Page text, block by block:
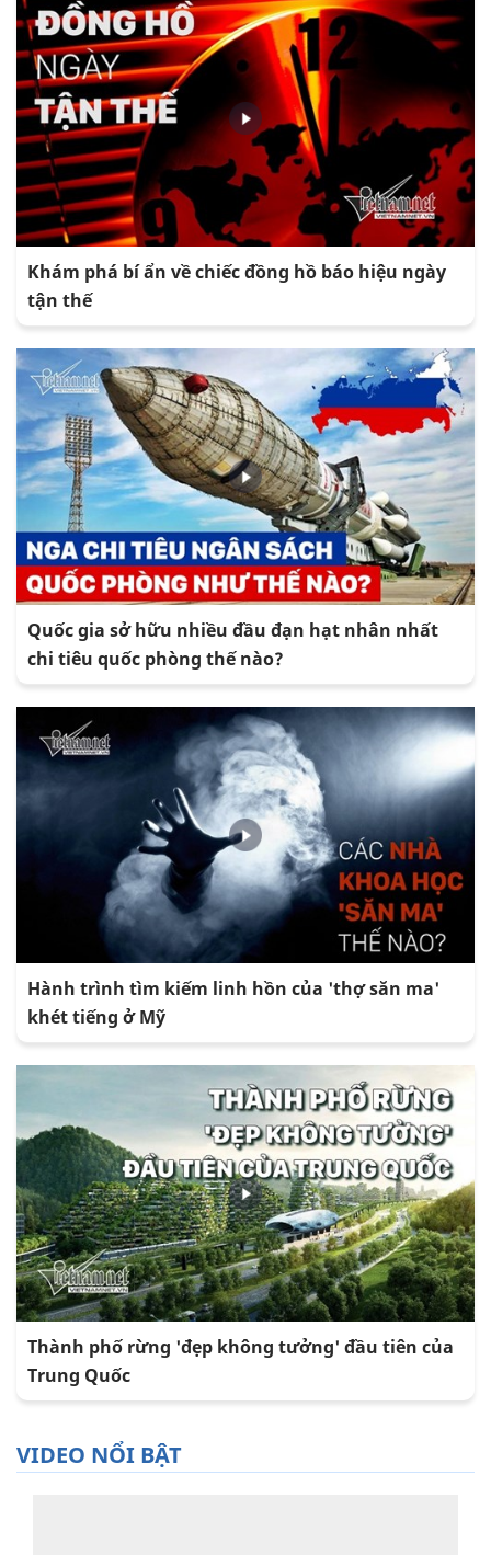
Khám phá bí ẩn về chiếc đồng hồ báo hiệu ngày
tận thế
Quốc gia sở hữu nhiều đầu đạn hạt nhân nhất
chi tiêu quốc phòng thế nào?
Hành trình tìm kiếm linh hồn của 'thợ săn ma'
khét tiếng ở Mỹ
Thành phố rừng 'đẹp không tưởng' đầu tiên của
Trung Quốc
VIDEO NỔI BẬT